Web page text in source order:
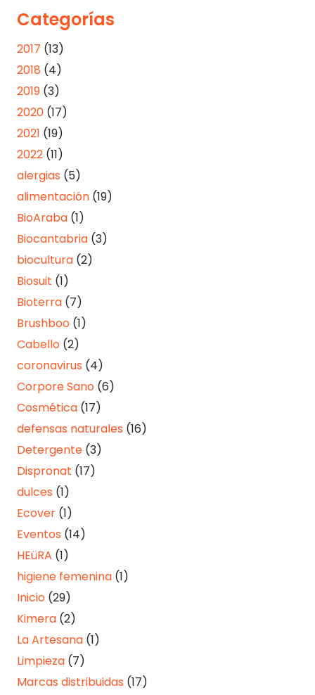
Categorías
2017 (13)
2018 (4)
2019 (3)
2020 (17)
2021 (19)
2022 (11)
alergias (5)
alimentación (19)
BioAraba (1)
Biocantabria (3)
biocultura (2)
Biosuit (1)
Bioterra (7)
Brushboo (1)
Cabello (2)
coronavirus (4)
Corpore Sano (6)
Cosmética (17)
defensas naturales (16)
Detergente (3)
Dispronat (17)
dulces (1)
Ecover (1)
Eventos (14)
HEüRA (1)
higiene femenina (1)
Inicio (29)
Kimera (2)
La Artesana (1)
Limpieza (7)
Marcas distribuidas (17)